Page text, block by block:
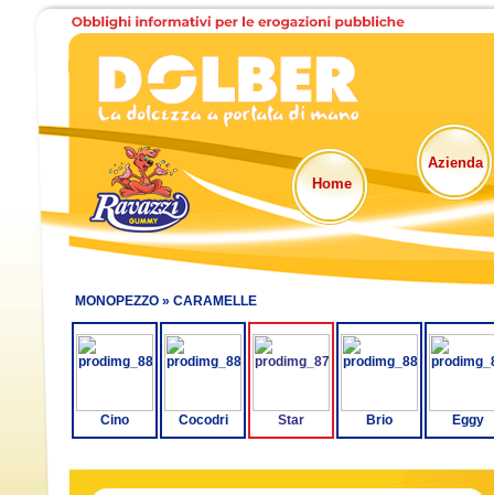
Home
Azienda
MONOPEZZO » CARAMELLE
Cino Cocodri Star Brio Eggy